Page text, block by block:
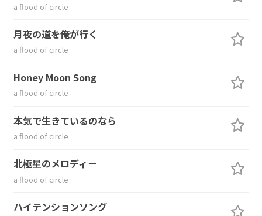
a flood of circle
月夜の道を俺が行く
a flood of circle
Honey Moon Song
a flood of circle
本気で生きているのなら
a flood of circle
北極星のメロディー
a flood of circle
ハイテンションソング